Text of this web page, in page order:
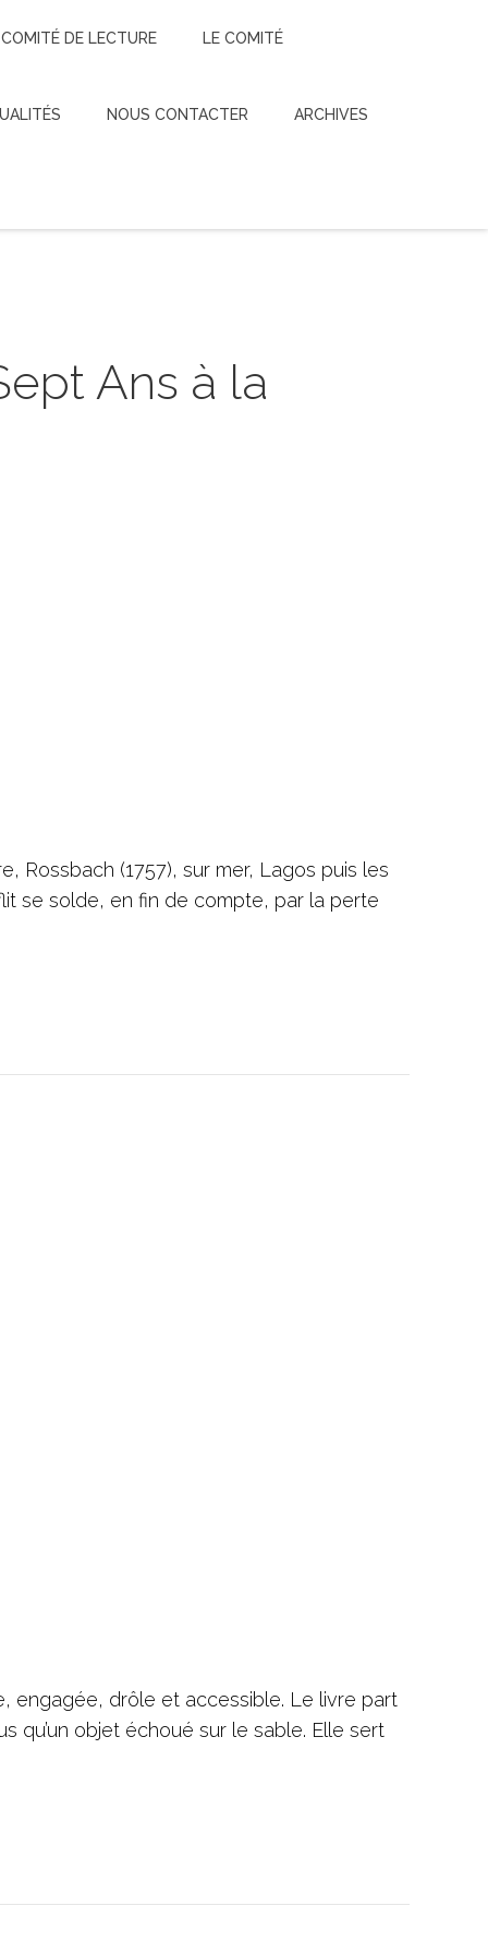
Ans à la
Rossbach (1757), sur mer, Lagos puis les
se solde, en fin de compte, par la perte
engagée, drôle et accessible. Le livre part
qu’un objet échoué sur le sable. Elle sert
DE LECTURE LE COMITÉ
NOUS CONTACTER ARCHIVES